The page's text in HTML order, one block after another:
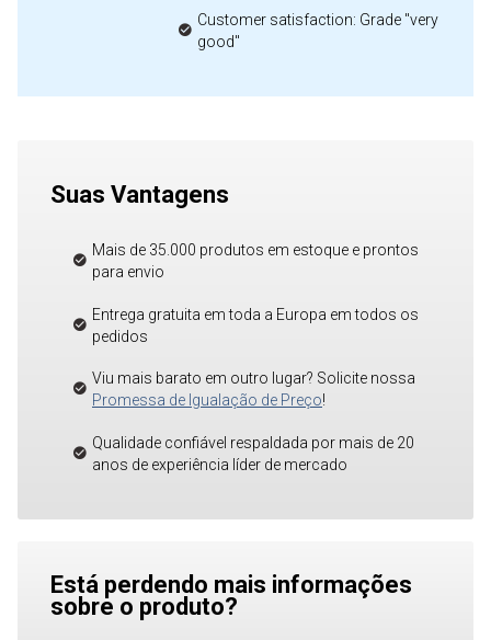
Customer satisfaction: Grade "very
good"
Suas Vantagens
Mais de 35.000 produtos em estoque e prontos
para envio
Entrega gratuita em toda a Europa em todos os
pedidos
Viu mais barato em outro lugar? Solicite nossa
Promessa de Igualação de Preço!
Qualidade confiável respaldada por mais de 20
anos de experiência líder de mercado
Está perdendo mais informações
sobre o produto?